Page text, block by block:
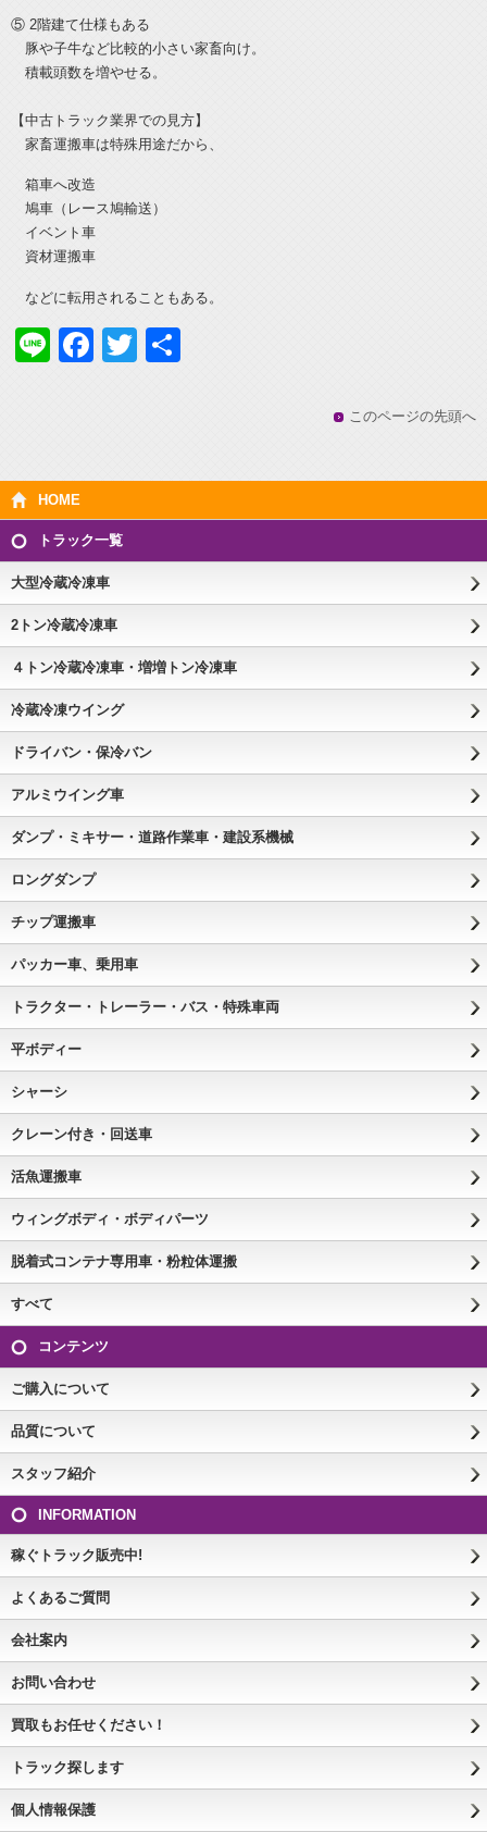
⑤ 2階建て仕様もある
豚や子牛など比較的小さい家畜向け。
積載頭数を増やせる。
【中古トラック業界での見方】
家畜運搬車は特殊用途だから、
箱車へ改造
鳩車（レース鳩輸送）
イベント車
資材運搬車
などに転用されることもある。
LineFacebook
Twitter
このページの先頭へ
HOME
トラック一覧
大型冷蔵冷凍車
2トン冷蔵冷凍車
４トン冷蔵冷凍車・増増トン冷凍車
冷蔵冷凍ウイング
ドライバン・保冷バン
アルミウイング車
ダンプ・ミキサー・道路作業車・建設系機械
ロングダンプ
チップ運搬車
パッカー車、乗用車
トラクター・トレーラー・バス・特殊車両
平ボディー
シャーシ
クレーン付き・回送車
活魚運搬車
ウィングボディ・ボディパーツ
脱着式コンテナ専用車・粉粒体運搬
すべて
コンテンツ
ご購入について
品質について
スタッフ紹介
INFORMATION
稼ぐトラック販売中!
よくあるご質問
会社案内
お問い合わせ
買取もお任せください！
トラック探します
個人情報保護